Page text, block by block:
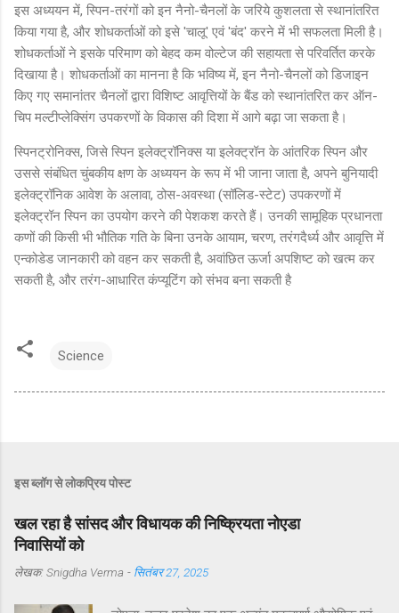
इस अध्ययन में, स्पिन-तरंगों को इन नैनो-चैनलों के जरिये कुशलता से स्थानांतरित
किया गया है, और शोधकर्ताओं को इसे 'चालू' एवं 'बंद' करने में भी सफलता मिली है।
शोधकर्ताओं ने इसके परिमाण को बेहद कम वोल्टेज की सहायता से परिवर्तित करके
दिखाया है। शोधकर्ताओं का मानना ​​​​है कि भविष्य में, इन नैनो-चैनलों को डिजाइन
किए गए समानांतर चैनलों द्वारा विशिष्ट आवृत्तियों के बैंड को स्थानांतरित कर ऑन-
चिप मल्टीप्लेक्सिंग उपकरणों के विकास की दिशा में आगे बढ़ा जा सकता है।
स्पिनट्रोनिक्स, जिसे स्पिन इलेक्ट्रॉनिक्स या इलेक्ट्रॉन के आंतरिक स्पिन और
उससे संबंधित चुंबकीय क्षण के अध्ययन के रूप में भी जाना जाता है, अपने बुनियादी
इलेक्ट्रॉनिक आवेश के अलावा, ठोस-अवस्था (सॉलिड-स्टेट) उपकरणों में
इलेक्ट्रॉन स्पिन का उपयोग करने की पेशकश करते हैं। उनकी सामूहिक प्रधानता
कणों की किसी भी भौतिक गति के बिना उनके आयाम, चरण, तरंगदैर्ध्य और आवृत्ति में
एन्कोडेड जानकारी को वहन कर सकती है, अवांछित ऊर्जा अपशिष्ट को खत्म कर
सकती है, और तरंग-आधारित कंप्यूटिंग को संभव बना सकती है
Science
इस ब्लॉग से लोकप्रिय पोस्ट
खल रहा है सांसद और विधायक की निष्क्रियता नोएडा
निवासियों को
लेखक: Snigdha Verma - सितंबर 27, 2025